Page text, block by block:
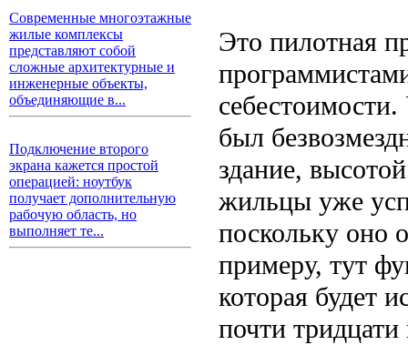
Современные многоэтажные
жилые комплексы
представляют собой
сложные архитектурные и
инженерные объекты,
объединяющие в...
Подключение второго
экрана кажется простой
операцией: ноутбук
получает дополнительную
рабочую область, но
выполняет те...
Это пилотная
был
здание,
жильцы уже
поскольку оно
примеру, тут
которая будет
почти